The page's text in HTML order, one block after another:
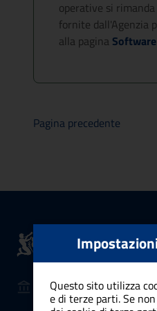
operative si
fornite dall'Agenzia
alla pagina
Pagina precedente
Comune di
Cagliari
AMMINISTRAZIONE
Organi di governo
Questo sito utilizza
e di terze parti. Se